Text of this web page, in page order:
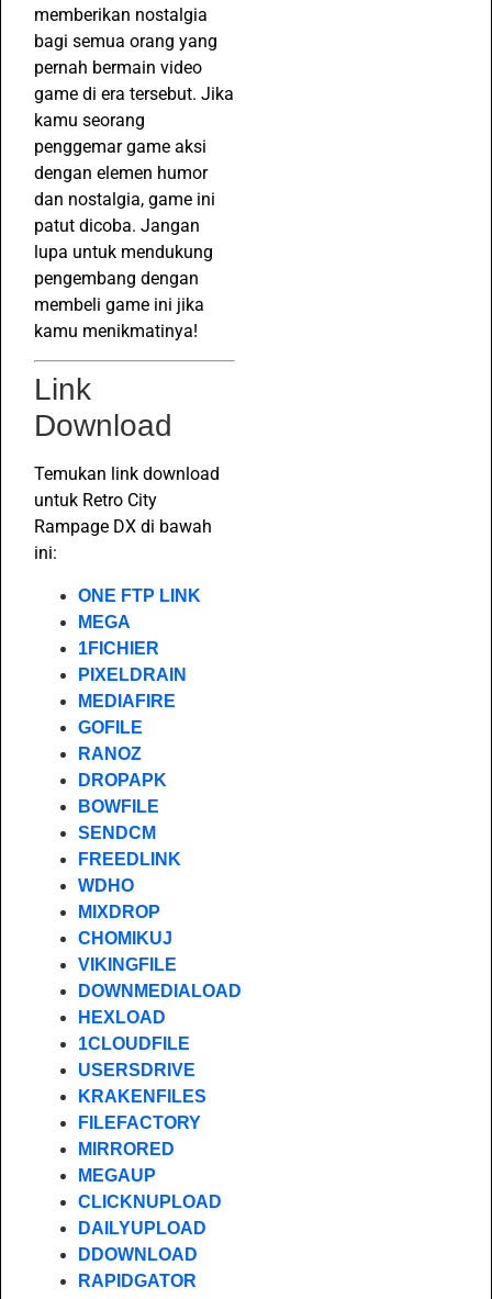
memberikan nostalgia
bagi semua orang yang
pernah bermain video
game di era tersebut. Jika
kamu seorang
penggemar game aksi
dengan elemen humor
dan nostalgia, game ini
patut dicoba. Jangan
lupa untuk mendukung
pengembang dengan
membeli game ini jika
kamu menikmatinya!
Link
Download
Temukan link download
untuk Retro City
Rampage DX di bawah
ini:
ONE FTP LINK
MEGA
1FICHIER
PIXELDRAIN
MEDIAFIRE
GOFILE
RANOZ
DROPAPK
BOWFILE
SENDCM
FREEDLINK
WDHO
MIXDROP
CHOMIKUJ
VIKINGFILE
DOWNMEDIALOAD
HEXLOAD
1CLOUDFILE
USERSDRIVE
KRAKENFILES
FILEFACTORY
MIRRORED
MEGAUP
CLICKNUPLOAD
DAILYUPLOAD
DDOWNLOAD
RAPIDGATOR